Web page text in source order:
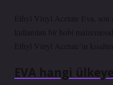
Ethyl Vinyl Acetate Eva, son
kullanılan bir hobi
Ethyl Vinyl Acetate’in
EVA hangi